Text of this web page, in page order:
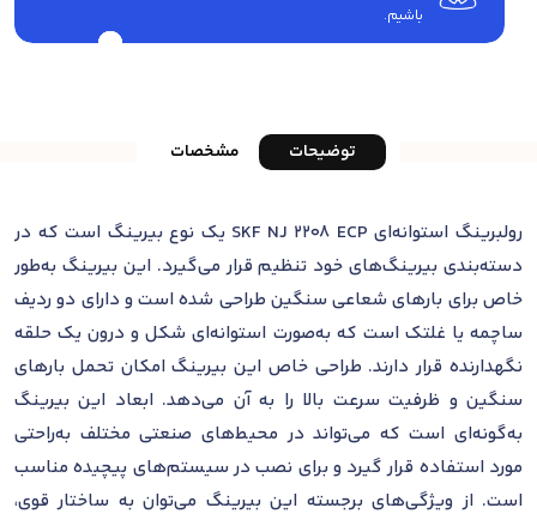
باشیم.
توضیحات مشخصات
رولبرینگ استوانه‌ای SKF NJ 2208 ECP یک نوع بیرینگ است که در
دسته‌بندی بیرینگ‌های خود تنظیم قرار می‌گیرد. این بیرینگ به‌طور
خاص برای بارهای شعاعی سنگین طراحی شده است و دارای دو ردیف
ساچمه یا غلتک است که به‌صورت استوانه‌ای شکل و درون یک حلقه
نگهدارنده قرار دارند. طراحی خاص این بیرینگ امکان تحمل بارهای
سنگین و ظرفیت سرعت بالا را به آن می‌دهد. ابعاد این بیرینگ
به‌گونه‌ای است که می‌تواند در محیط‌های صنعتی مختلف به‌راحتی
مورد استفاده قرار گیرد و برای نصب در سیستم‌های پیچیده مناسب
است. از ویژگی‌های برجسته این بیرینگ می‌توان به ساختار قوی،